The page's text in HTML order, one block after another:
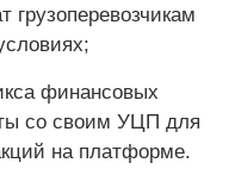
грузоперевозчикам
финансовых
со своим УЦП для
на платформе.